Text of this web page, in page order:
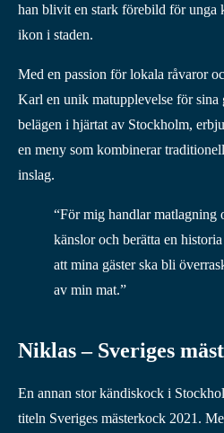
han blivit en stark förebild för unga
ikon i staden.
Med en passion för lokala råvaror
Karl en unik matupplevelse för sina
belägen i hjärtat av Stockholm,
en meny som kombinerar
inslag.
“För mig handlar matlagning
känslor och berätta en
att mina gäster ska bli
av min mat.”
Niklas – Sveriges
En annan stor kändiskock i
titeln Sveriges mästerkock 2021.